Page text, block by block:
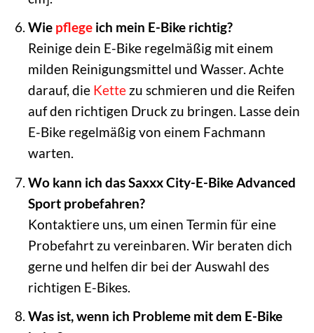
Wie pflegeich mein E-Bike richtig?
Reinige dein E-Bike regelmäßig mit einem
milden Reinigungsmittel und Wasser. Achte
darauf, die Kettezu schmieren und die Reifen
auf den richtigen Druck zu bringen. Lasse dein
E-Bike regelmäßig von einem Fachmann
warten.
Wo kann ich das Saxxx City-E-Bike Advanced
Sport probefahren?
Kontaktiere uns, um einen Termin für eine
Probefahrt zu vereinbaren. Wir beraten dich
gerne und helfen dir bei der Auswahl des
richtigen E-Bikes.
Was ist, wenn ich Probleme mit dem E-Bike